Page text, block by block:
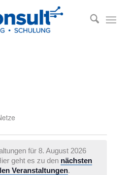
für 8. August 2026
geht es zu den nächsten
Veranstaltungen.